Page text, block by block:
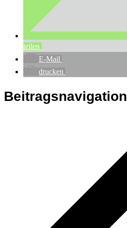
teilen
E-Mail
drucken
Beitragsnavigation